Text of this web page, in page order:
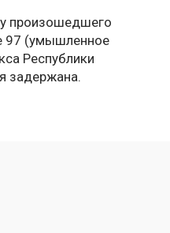
произошедшего
97 (умышленное
Республики
задержана.